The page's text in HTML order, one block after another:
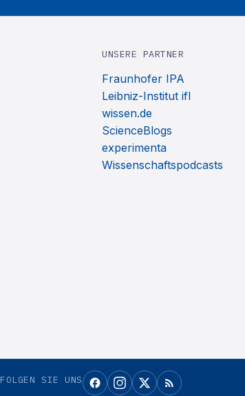
UNSERE PARTNER
Fraunhofer IPA
Leibniz-Institut ifl
wissen.de
ScienceBlogs
experimenta
Wissenschaftspodcasts
FOLGEN SIE UNS